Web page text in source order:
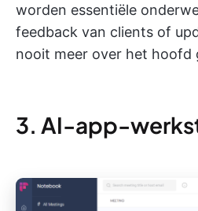
worden essentiële
feedback van clients of
nooit meer over het hoofd
3. AI-app-